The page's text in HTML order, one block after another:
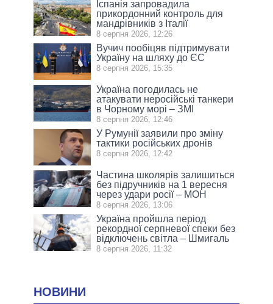
Іспанія запровадила
прикордонний контроль для
мандрівників з Італії
8 серпня 2026, 12:26
Вучич пообіцяв підтримувати
Україну на шляху до ЄС
8 серпня 2026, 15:35
Україна погодилась не
атакувати неросійські танкери
в Чорному морі – ЗМІ
8 серпня 2026, 12:46
У Румунії заявили про зміну
тактики російських дронів
8 серпня 2026, 12:42
Частина школярів залишиться
без підручників на 1 вересня
через удари росії – МОН
8 серпня 2026, 13:06
Україна пройшла період
рекордної серпневої спеки без
відключень світла – Шмигаль
8 серпня 2026, 11:32
НОВИНИ